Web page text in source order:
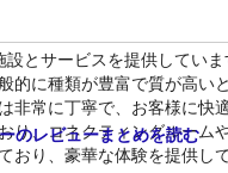
とサービスを提供してい
に種類が豊富で質が高
常に丁寧で、お客様に快
、コネクティングルー
り、豪華な体験を提供して
のレビューまとめを読む